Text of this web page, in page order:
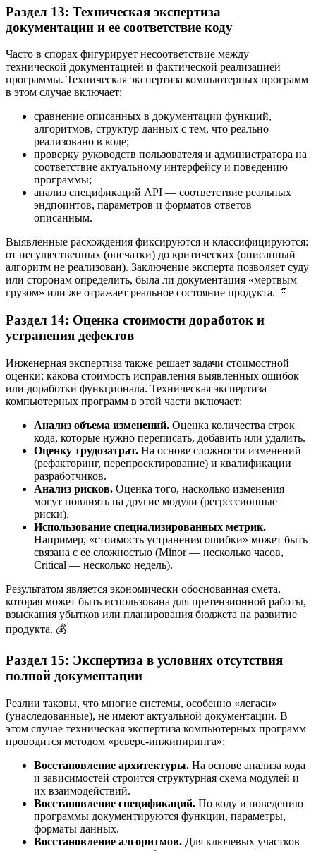
Раздел 13: Техническая экспертиза
документации и ее соответствие коду
Часто в спорах фигурирует несоответствие между
технической документацией и фактической реализацией
программы. Техническая экспертиза компьютерных программ
в этом случае включает:
сравнение описанных в документации функций,
алгоритмов, структур данных с тем, что реально
реализовано в коде;
проверку руководств пользователя и администратора на
соответствие актуальному интерфейсу и поведению
программы;
анализ спецификаций API — соответствие реальных
эндпоинтов, параметров и форматов ответов
описанным.
Выявленные расхождения фиксируются и классифицируются:
от несущественных (опечатки) до критических (описанный
алгоритм не реализован). Заключение эксперта позволяет суду
или сторонам определить, была ли документация «мертвым
грузом» или же отражает реальное состояние продукта. 📄
Раздел 14: Оценка стоимости доработок и
устранения дефектов
Инженерная экспертиза также решает задачи стоимостной
оценки: какова стоимость исправления выявленных ошибок
или доработки функционала. Техническая экспертиза
компьютерных программ в этой части включает:
Анализ объема изменений. Оценка количества строк
кода, которые нужно переписать, добавить или удалить.
Оценку трудозатрат. На основе сложности изменений
(рефакторинг, перепроектирование) и квалификации
разработчиков.
Анализ рисков. Оценка того, насколько изменения
могут повлиять на другие модули (регрессионные
риски).
Использование специализированных метрик.
Например, «стоимость устранения ошибки» может быть
связана с ее сложностью (Minor — несколько часов,
Critical — несколько недель).
Результатом является экономически обоснованная смета,
которая может быть использована для претензионной работы,
взыскания убытков или планирования бюджета на развитие
продукта. 💰
Раздел 15: Экспертиза в условиях отсутствия
полной документации
Реалии таковы, что многие системы, особенно «легаси»
(унаследованные), не имеют актуальной документации. В
этом случае техническая экспертиза компьютерных программ
проводится методом «реверс-инжиниринга»:
Восстановление архитектуры. На основе анализа кода
и зависимостей строится структурная схема модулей и
их взаимодействий.
Восстановление спецификаций. По коду и поведению
программы документируются функции, параметры,
форматы данных.
Восстановление алгоритмов. Для ключевых участков